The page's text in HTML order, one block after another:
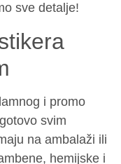
sve detalje!
i promo
svim
na ambalaži ili
hemijske i